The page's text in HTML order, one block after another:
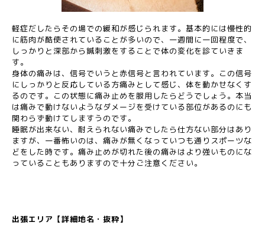
軽症だしたらその場での緩和が感じられます。基本的には慢性的
に筋肉が酷使されていることが多いので、一週間に一回程度で、
しっかりと深部から鍼刺激をすることで体の変化を診ていきま
す。
身体の痛みは、信号でいうと赤信号と言われています。この信号
にしっかりと反応している方痛みとして感じ、体を動かせなくす
るのです。この状態に痛み止めを服用したらどうでしょう。本当
は痛みで動けないようなダメージを受けている部位があるのにも
関わらず動けてしますうのです。
睡眠が出来ない、耐えられない痛みでしたら仕方ない部分はあり
ますが、一番怖いのは、痛みが無くなっていつも通りスポーツな
どをした時です。痛み止めが切れた後の痛みはより強いものにな
っていることもありますので十分ご注意ください。
出張エリア【詳細地名・抜粋】